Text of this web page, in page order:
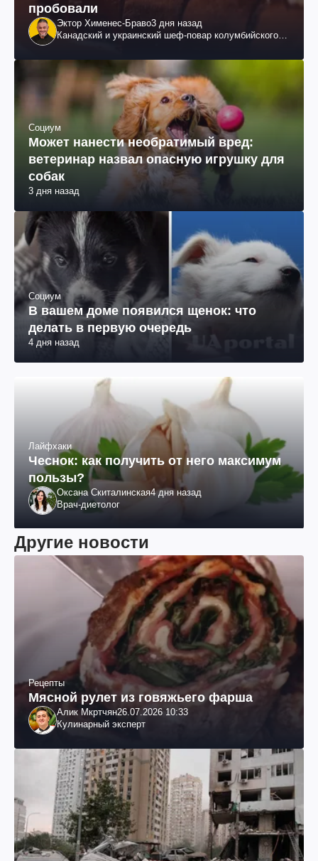
пробовали
Эктор Хименес-Браво3 дня назад
Канадский и украинский шеф-повар колумбийского
Социум
Может нанести необратимый вред:
ветеринар назвал опасную игрушку для
собак
3 дня назад
Социум
В вашем доме появился щенок: что
делать в первую очередь
4 дня назад
Лайфхаки
Чеснок: как получить от него максимум
пользы?
Оксана Скиталинская4 дня назад
Врач-диетолог
Другие новости
Рецепты
Мясной рулет из говяжьего фарша
Алик Мкртчян26.07.2026 10:33
Кулинарный эксперт